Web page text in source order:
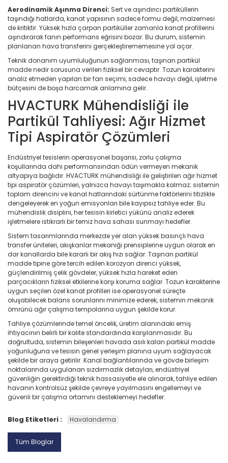
Aerodinamik Aşınma Direnci: Sert ve aşındırıcı partiküllerin
taşındığı hatlarda, kanat yapısının sadece formu değil, malzemesi
de kritiktir. Yüksek hızla çarpan partiküller zamanla kanat profillerini
aşındırarak fanın performans eğrisini bozar. Bu durum, sistemin
planlanan hava transferini gerçekleştirememesine yol açar.
Teknik donanım uyumluluğunun sağlanması, taşınan partikül
madde nedir sorusuna verilen fiziksel bir cevaptır. Tozun karakterini
analiz etmeden yapılan bir fan seçimi, sadece havayı değil, işletme
bütçesini de boşa harcamak anlamına gelir.
HVACTURK Mühendisliği ile
Partikül Tahliyesi: Ağır Hizmet
Tipi Aspiratör Çözümleri
Endüstriyel tesislerin operasyonel başarısı, zorlu çalışma
koşullarında dahi performansından ödün vermeyen mekanik
altyapıya bağlıdır. HVACTURK mühendisliği ile geliştirilen ağır hizmet
tipi aspiratör çözümleri, yalnızca havayı taşımakla kalmaz; sistemin
toplam direncini ve kanal hatlarındaki sürtünme faktörlerini titizlikle
dengeleyerek en yoğun emisyonları bile kayıpsız tahliye eder. Bu
mühendislik disiplini, her tesisin kirletici yükünü analiz ederek
işletmelere istikrarlı bir temiz hava sahası sunmayı hedefler.
Sistem tasarımlarında merkezde yer alan yüksek basınçlı hava
transfer üniteleri, akışkanlar mekaniği prensiplerine uygun olarak en
dar kanallarda bile kararlı bir akış hızı sağlar. Taşınan partikül
madde tipine göre tercih edilen korozyon direnci yüksek,
güçlendirilmiş çelik gövdeler, yüksek hızla hareket eden
parçacıkların fiziksel etkilerine karşı koruma sağlar. Tozun karakterine
uygun seçilen özel kanat profilleri ise operasyonel süreçte
oluşabilecek balans sorunlarını minimize ederek, sistemin mekanik
ömrünü ağır çalışma tempolarına uygun şekilde korur.
Tahliye çözümlerinde temel öncelik, üretim alanındaki emiş
ihtiyacının belirli bir kalite standardında karşılanmasıdır. Bu
doğrultuda, sistemin bileşenleri havada asılı kalan partikül madde
yoğunluğuna ve tesisin genel yerleşim planına uyum sağlayacak
şekilde bir araya getirilir. Kanal bağlantılarında ve gövde birleşim
noktalarında uygulanan sızdırmazlık detayları, endüstriyel
güvenliğin gerektirdiği teknik hassasiyetle ele alınarak, tahliye edilen
havanın kontrolsüz şekilde çevreye yayılmasını engellemeyi ve
güvenli bir çalışma ortamını desteklemeyi hedefler.
Blog Etiketleri : Havalandırma
Tüm Bloglar